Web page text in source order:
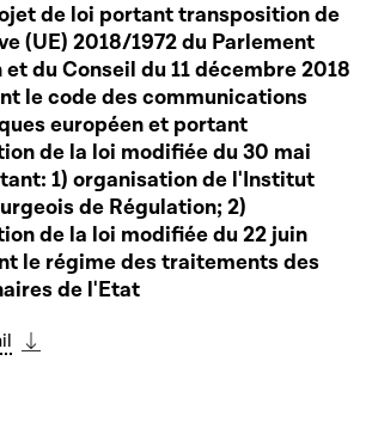
de loi portant transposition de
(UE) 2018/1972 du Parlement
du Conseil du 11 décembre 2018
le code des communications
européen et portant
de la loi modifiée du 30 mai
1) organisation de l'Institut
de Régulation; 2)
de la loi modifiée du 22 juin
le régime des traitements des
de l'Etat